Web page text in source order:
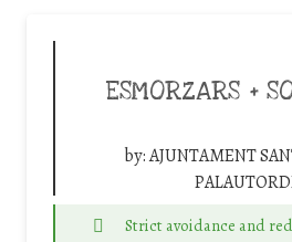
ESMORZARS +
by:AJUNTAMENT
Strict avoidance and